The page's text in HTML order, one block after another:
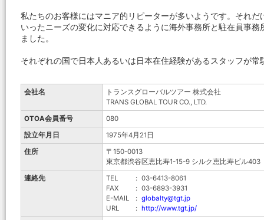
私たちのお客様にはマニア的リピーターが多いようです。それ
いったニーズの変化に対応できるように海外事務所と駐在員事
ました。
それぞれの国で日本人あるいは日本在住経験があるスタッフが
会社名
トランスグローバルツアー 株式会社
TRANS GLOBAL TOUR CO., LTD.
OTOA会員番号
080
設立年月日
1975年4月21日
住所
〒150-0013
東京都渋谷区恵比寿1-15-9 シルク恵比寿ビル403
連絡先
TEL : 03-6413-8061
FAX
: 03-6893-3931
E-MAIL
: globalty@tgt.jp
URL
: http://www.tgt.jp/